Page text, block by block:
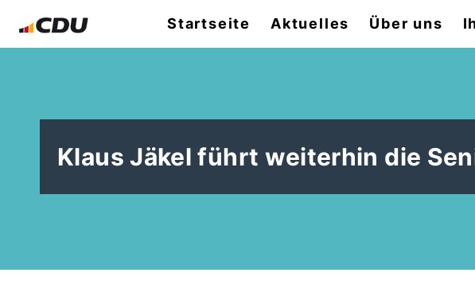
Startseite Aktuelles Über uns
Klaus Jäkel führt weiterhin die